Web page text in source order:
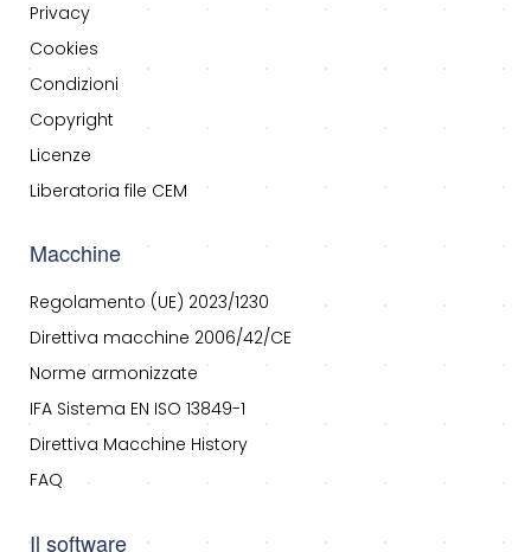
Privacy
Cookies
Condizioni
Copyright
Licenze
Liberatoria file CEM
Macchine
Regolamento (UE) 2023/1230
Direttiva macchine 2006/42/CE
Norme armonizzate
IFA Sistema EN ISO 13849-1
Direttiva Macchine History
FAQ
Il software